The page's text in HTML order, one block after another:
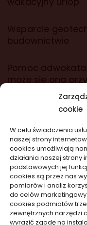
cookie
W celu świadczenia
naszej strony
cookies umożliwiają
działania naszej
podstawowych jej
cookies są przez nas
pomiarów i analiz
do celów
cookies podmiotów
zewnętrznych narzędzi
wyrazić zgodę na
Nowości na stronie
Telefon nie
uszkodzenia
05/08/2026